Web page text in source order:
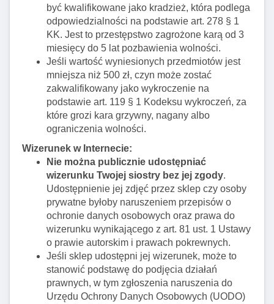
być kwalifikowane jako kradzież, która podlega
odpowiedzialności na podstawie art. 278 § 1
KK. Jest to przestępstwo zagrożone karą od 3
miesięcy do 5 lat pozbawienia wolności.
Jeśli wartość wyniesionych przedmiotów jest
mniejsza niż 500 zł, czyn może zostać
zakwalifikowany jako wykroczenie na
podstawie art. 119 § 1 Kodeksu wykroczeń, za
które grozi kara grzywny, nagany albo
ograniczenia wolności.
Wizerunek w Internecie:
Nie można publicznie udostępniać
wizerunku Twojej siostry bez jej zgody.
Udostępnienie jej zdjęć przez sklep czy osoby
prywatne byłoby naruszeniem przepisów o
ochronie danych osobowych oraz prawa do
wizerunku wynikającego z art. 81 ust. 1 Ustawy
o prawie autorskim i prawach pokrewnych.
Jeśli sklep udostępni jej wizerunek, może to
stanowić podstawę do podjęcia działań
prawnych, w tym zgłoszenia naruszenia do
Urzędu Ochrony Danych Osobowych (UODO)